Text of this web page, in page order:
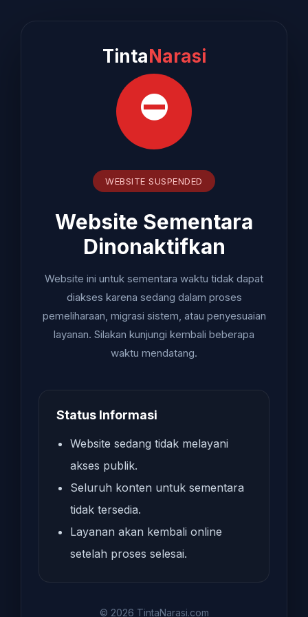
TintaNarasi
⛔
WEBSITE SUSPENDED
Website Sementara
Dinonaktifkan
Website ini untuk sementara waktu tidak dapat
diakses karena sedang dalam proses
pemeliharaan, migrasi sistem, atau penyesuaian
layanan. Silakan kunjungi kembali beberapa
waktu mendatang.
Status Informasi
Website sedang tidak melayani
akses publik.
Seluruh konten untuk sementara
tidak tersedia.
Layanan akan kembali online
setelah proses selesai.
© 2026 TintaNarasi.com